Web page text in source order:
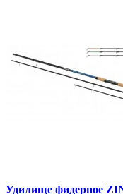
Удилище фидерное